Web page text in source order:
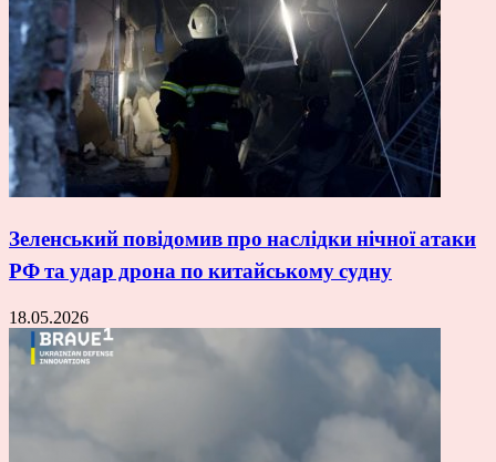
Зеленський повідомив про наслідки нічної атаки
РФ та удар дрона по китайському судну
18.05.2026